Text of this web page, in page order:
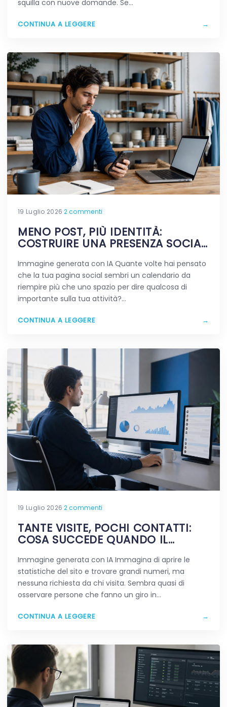
squilla con nuove domande. Se…
CONTINUA A LEGGERE →
19 Luglio 2026·2 commenti
MENO POST, PIÙ IDENTITÀ:
COSTRUIRE UNA PRESENZA SOCIAL
Immagine generata con IA Quante volte hai pensato
che la tua pagina social sembri un calendario da
riempire più che uno spazio per dire qualcosa di
importante sulla tua attività?…
CONTINUA A LEGGERE →
19 Luglio 2026·2 commenti
TANTE VISITE, POCHI CONTATTI:
COSA SUCCEDE QUANDO IL
Immagine generata con IA Immagina di aprire le
statistiche del sito e trovare grandi numeri, ma
nessuna richiesta da chi visita. Sembra quasi di
osservare persone che fanno un giro in…
CONTINUA A LEGGERE →